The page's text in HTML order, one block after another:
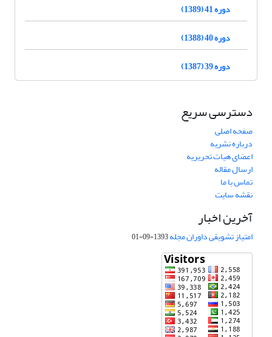
دوره 41 (1389)
دوره 40 (1388)
دوره 39 (1387)
دسترسی سریع
صفحه اصلی
درباره نشریه
اعضای هیات تحریریه
ارسال مقاله
تماس با ما
نقشه سایت
آخرین اخبار
امتیاز تشویقی داوران مجله1393-09-01